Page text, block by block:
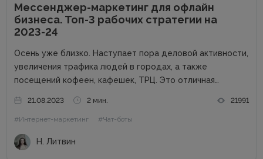
Мессенджер-маркетинг для офлайн
бизнеса. Топ-3 рабочих стратегии на
2023-24
Осень уже близко. Наступает пора деловой активности,
увеличения трафика людей в городах, а также
посещений кофеен, кафешек, ТРЦ. Это отличная
увеличить прибыль. Но конкуренция на данном рынке
высока, поэтому расслабляться не стоит. Как привлечь
клиентов...
21.08.2023 2 мин. 21991
#Интернет-маркетинг #Чат-боты
Н. Литвин